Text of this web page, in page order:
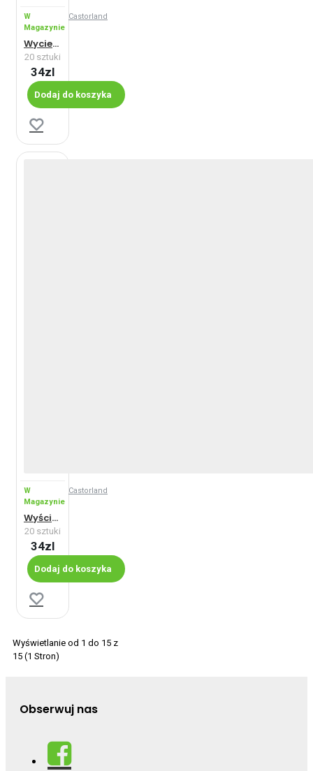
W
Magazynie
Castorland
Wycieczka do Sydney - Maxi
20 sztuki
34zl
Dodaj do koszyka
W
Magazynie
Castorland
Wyścig Formuły 1 - Maxi - Maxi
20 sztuki
34zl
Dodaj do koszyka
Wyświetlanie od 1 do 15 z
15 (1 Stron)
Obserwuj nas